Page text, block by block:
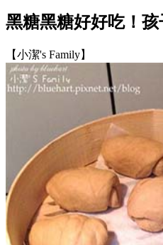
黑糖黑糖好好吃！
【小潔's Family】